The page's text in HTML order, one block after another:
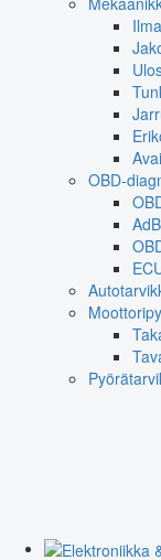
OBD-